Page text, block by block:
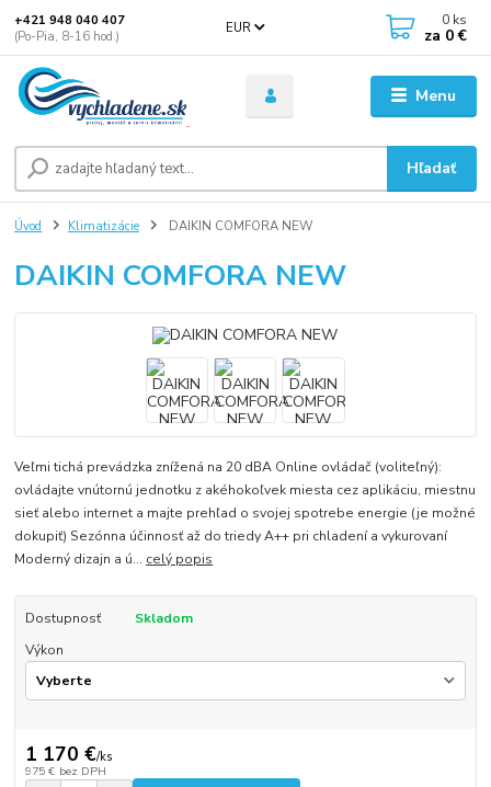
Menu
EUR
Hľadať
+421 948 040 407
(Po-Pia, 8-16 hod.)
0 ks
za 0 €
Úvod Klimatizácie DAIKIN COMFORA NEW
DAIKIN COMFORA NEW
Veľmi tichá prevádzka znížená na 20 dBA Online ovládač (voliteľný):
ovládajte vnútornú jednotku z akéhokoľvek miesta cez aplikáciu, miestnu
sieť alebo internet a majte prehľad o svojej spotrebe energie (je možné
dokupiť) Sezónna účinnosť až do triedy A++ pri chladení a vykurovaní
Moderný dizajn a ú... celý popis
Dostupnosť
Skladom
Výkon
1 170 €/ks
975 € bez DPH